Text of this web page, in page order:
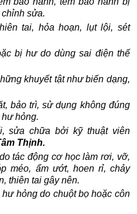
sửa.
tai, hỏa hoạn, lụt lội, sét
bị hư do dùng sai điện thế
khuyết tật như biến dạng,
bảo trì, sử dụng không đúng
hỏng.
sửa chữa bởi kỹ thuật viên
Thịnh.
tác động cơ học làm rơi, vỡ,
méo, ẩm ướt, hoen rỉ, chảy
thiên tai gây nên.
hỏng do chuột bọ hoặc côn